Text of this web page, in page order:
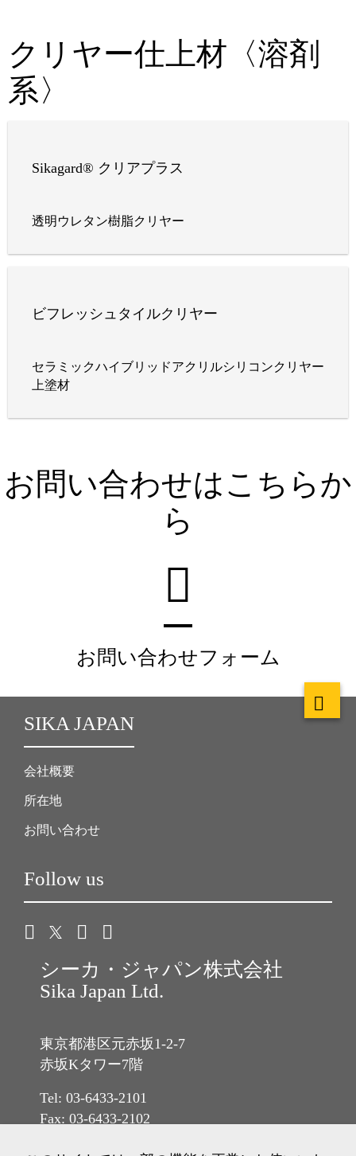
クリヤー仕上材〈溶剤
系〉
Sikagard® クリアプラス
透明ウレタン樹脂クリヤー
ビフレッシュタイルクリヤー
セラミックハイブリッドアクリルシリコンクリヤー
上塗材
お問い合わせはこちらか
ら
お問い合わせフォーム
SIKA JAPAN
会社概要
所在地
お問い合わせ
Follow us
シーカ・ジャパン株式会社
Sika Japan Ltd.
東京都港区元赤坂1-2-7
赤坂Kタワー7階
Tel: 03-6433-2101
Fax: 03-6433-2102